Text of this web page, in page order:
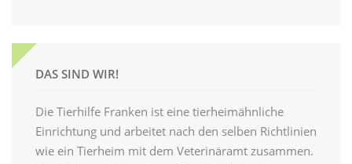
DAS SIND WIR!
Die Tierhilfe Franken ist eine tierheimähnliche
Einrichtung und arbeitet nach den selben Richtlinien
wie ein Tierheim mit dem Veterinäramt zusammen.